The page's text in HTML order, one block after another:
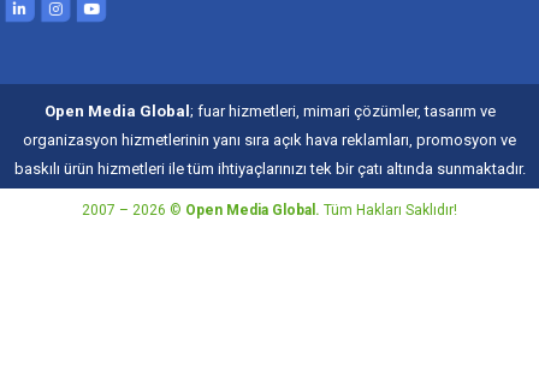
Open Media Global ; fuar hizmetleri, mimari çözümler, tasarım ve
organizasyon hizmetlerinin yanı sıra açık hava reklamları, promosyon ve
baskılı ürün hizmetleri ile tüm ihtiyaçlarınızı tek bir çatı altında sunmaktadır.
2007 – 2026 © Open Media Global. Tüm Hakları Saklıdır!